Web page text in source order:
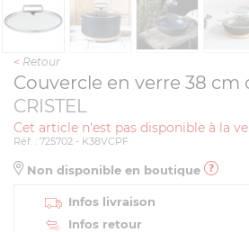
< Retour
Couvercle en verre 38 cm
CRISTEL
Cet article n'est pas disponible à la
Réf. : 725702 - K38VCPF
Non disponible en boutique
Infos livraison
Infos retour